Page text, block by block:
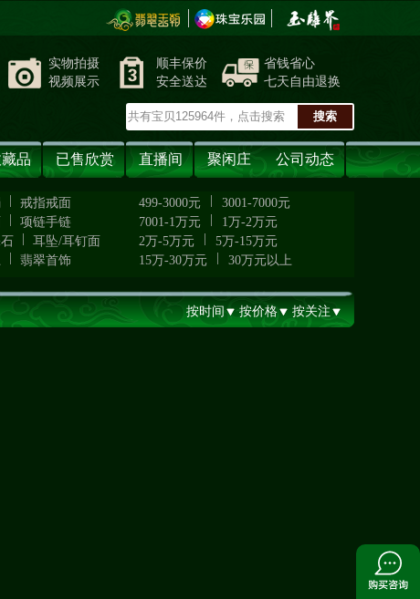
实物拍摄
视频展示
顺丰保价
安全送达
省钱省心
七天自由退换
品 已售欣赏 直播间 聚闲庄 公司动态
戒指戒面
项链手链
耳坠/耳钉面
翡翠首饰
499-3000元
3001-7000元
7001-1万元
1万-2万元
2万-5万元
5万-15万元
15万-30万元
30万元以上
按时间 按价格 按关注